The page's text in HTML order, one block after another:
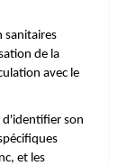
sanitaires
de la
avec le
d'identifier son
et les